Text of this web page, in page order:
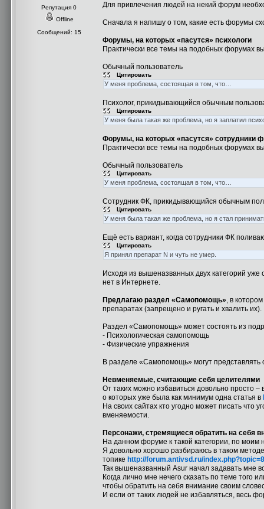
Репутация 0
Offline
Сообщений: 15
Для привлечения людей на некий форум
Сначала я напишу о том, какие есть форумы
Форумы, на которых «пасутся» психологи
Практически все темы на подобных форумах
Обычный пользователь
Цитировать
У меня проблема, состоящая в том, что…
Психолог, прикидывающийся обычным
Цитировать
У меня была такая же проблема, но я заплатил
Форумы, на которых «пасутся» сотрудники
Практически все темы на подобных форумах
Обычный пользователь
Цитировать
У меня проблема, состоящая в том, что…
Сотрудник ФК, прикидывающийся обычным
Цитировать
У меня была такая же проблема, но я стал
Ещё есть вариант, когда сотрудники ФК
Цитировать
Я принял препарат N и чуть не умер.
Исходя из вышеназванных двух категорий
нет в Интернете.
Предлагаю раздел «Самопомощь», в
препаратах (запрещено и ругать и хвалить их).
Раздел «Самопомощь» может состоять из
- Психологическая самопомощь
- Физические упражнения
В разделе «Самопомощь» могут представлять
Невменяемые, считающие себя целителями
От таких можно избавиться довольно просто
о которых уже была как минимум одна статья в
На своих сайтах кто угодно может писать что
вменяемости.
Персонажи, стремящиеся обратить на себя
На данном форуме к такой категории, по моим
Я довольно хорошо разбираюсь в таком
топике http://forum.antivsd.ru/
Так вышеназванный Asur начал задавать мне
Когда лично мне нечего сказать по теме того
чтобы обратить на себя внимание своим
И если от таких людей не избавляться, весь